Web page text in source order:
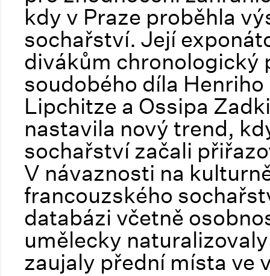
kdy v Praze proběhla
sochařství. Její
divákům chronologický
soudobého díla
Lipchitze a Ossipa
nastavila nový trend,
sochařství začali
V návaznosti na
francouzského
databázi včetně
umělecky
zaujaly přední místa ve